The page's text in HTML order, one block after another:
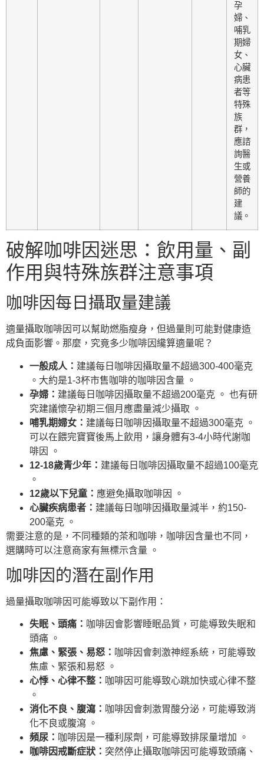
孕
婦、
哺乳
期婦
女、
心臟
病患
者等
特殊
族
群，
應諮
詢醫
生或
營養
師的
建
議。
破解咖啡因迷思：飲用量、副
作用與特殊族群注意事項
咖啡因每日攝取量建議
適量攝取咖啡因可以幫助燃脂瘦身，但過量則可能對健康造
成負面影響。那麼，究竟多少咖啡因纔算適量呢？
一般成人： 建議每日咖啡因攝取量不超過300-400毫克
。大約是1-3杯市售咖啡的咖啡因含量 。
孕婦： 建議每日咖啡因攝取量不超過200毫克 。 也有研
究建議懷孕初期三個月應盡量減少攝取 。
哺乳期婦女： 建議每日咖啡因攝取量不超過300毫克 。
可以在餵完寶寶後馬上飲用，讓身體有3-4小時代謝咖
啡因 。
12-18歲青少年： 建議每日咖啡因攝取量不超過100毫克
。
12歲以下兒童： 應避免攝取咖啡因 。
心臟疾病患者： 建議每日咖啡因攝取量減半，約150-
200毫克 。
需要注意的是，不同種類的茶和咖啡，咖啡因含量也不同，
選購時可以注意商家有無標示含量 。
咖啡因的潛在副作用
過量攝取咖啡因可能導致以下副作用：
失眠、頭痛： 咖啡因會影響睡眠品質，可能導致失眠和
頭痛 。
焦慮、緊張、易怒： 咖啡因會刺激神經系統，可能導致
焦慮、緊張和易怒 。
心悸、心律不整： 咖啡因可能導致心跳加快或心律不整
。
消化不良、腹瀉： 咖啡因會刺激胃酸分泌，可能導致消
化不良或腹瀉 。
頻尿： 咖啡因是一種利尿劑，可能導致排尿量增加 。
咖啡因戒斷症狀： 突然停止攝取咖啡因可能導致頭痛、